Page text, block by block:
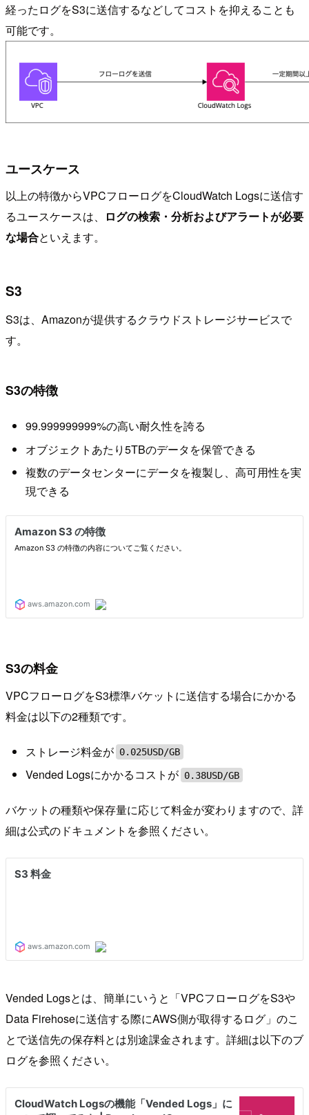
経ったログをS3に送信するなどしてコストを抑えることも
可能です。
ユースケース
以上の特徴からVPCフローログをCloudWatch Logsに送信す
るユースケースは、
ログの検索・分析およびアラートが必要
な場合といえます。
S3
S3は、Amazonが提供するクラウドストレージサービスで
す。
S3の特徴
99.999999999%の高い耐久性を誇る
オブジェクトあたり5TBのデータを保管できる
複数のデータセンターにデータを複製し、高可用性を実
現できる
S3の料金
VPCフローログをS3標準バケットに送信する場合にかかる
料金は以下の2種類です。
ストレージ料金が 0.025USD/GB
Vended Logsにかかるコストが 0.38USD/GB
バケットの種類や保存量に応じて料金が変わりますので、詳
細は公式のドキュメントを参照ください。
Vended Logsとは、簡単にいうと「VPCフローログをS3や
Data Firehoseに送信する際にAWS側が取得するログ」のこ
とで送信先の保存料とは別途課金されます。詳細は以下のブ
ログを参照ください。